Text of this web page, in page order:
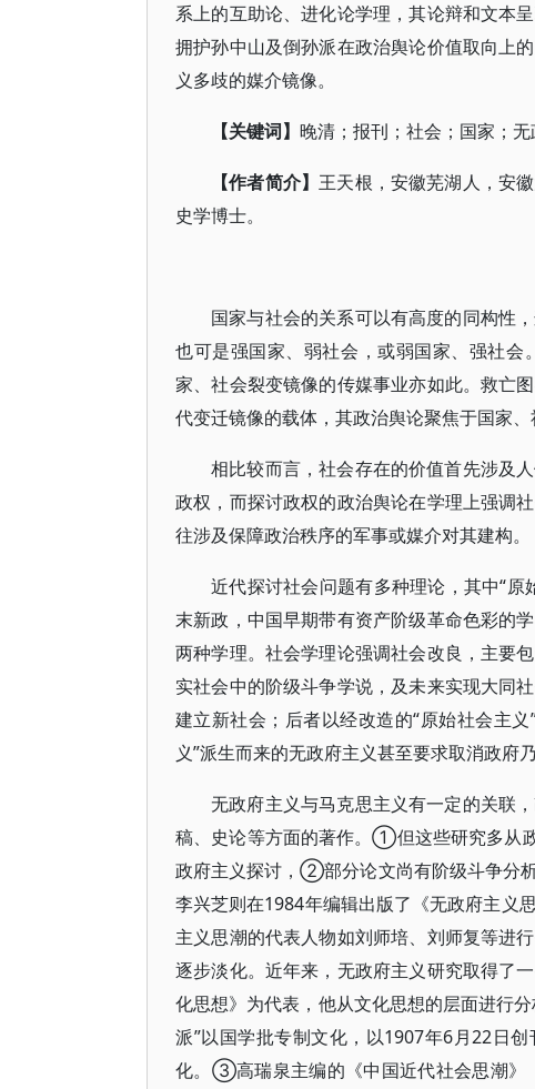
系上的互助论、进化论学理，其论辩和文本
拥护孙中山及倒孙派在政治舆论价值取向上
义多歧的媒介镜像。
【关键词】 晚清；报刊；社会；国家；
【作者简介】王天根，安徽芜湖人，安
史学博士。
国家与社会的关系可以有高度的同构性
也可是强国家、弱社会，或弱国家、强社
家、社会裂变镜像的传媒事业亦如此。救亡
代变迁镜像的载体，其政治舆论聚焦于国家、
相比较而言，社会存在的价值首先涉及
政权，而探讨政权的政治舆论在学理上强调
往涉及保障政治秩序的军事或媒介对其建构。
近代探讨社会问题有多种理论，其中“
末新政，中国早期带有资产阶级革命色彩的
两种学理。社会学理论强调社会改良，主要
实社会中的阶级斗争学说，及未来实现大同
建立新社会；后者以经改造的“原始社会主
义”派生而来的无政府主义甚至要求取消政府
无政府主义与马克思主义有一定的关联
稿、史论等方面的著作。①但这些研究多从
政府主义探讨，②部分论文尚有阶级斗争分
李兴芝则在1984年编辑出版了《无政府主义
主义思潮的代表人物如刘师培、刘师复等进
逐步淡化。近年来，无政府主义研究取得了
化思想》为代表，他从文化思想的层面进行
派”以国学批专制文化，以1907年6月22日
化。③高瑞泉主编的《中国近代社会思潮》